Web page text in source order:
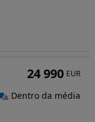
24 990 EUR
Dentro da média